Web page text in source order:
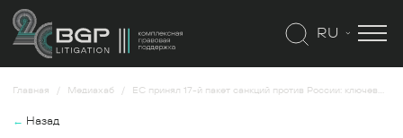
RU
Главная Медиахаб ЕС принял 17-й пакет санкций против России: ключевые изменения
← Назад